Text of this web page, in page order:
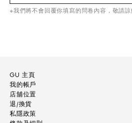
※我們將不會回覆你填寫的問卷內容，敬請諒
GU 主頁
我的帳戶
店舖位置
退/換貨
私隱政策